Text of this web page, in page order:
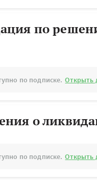
по
по подписке. Открыть
о
по подписке. Открыть